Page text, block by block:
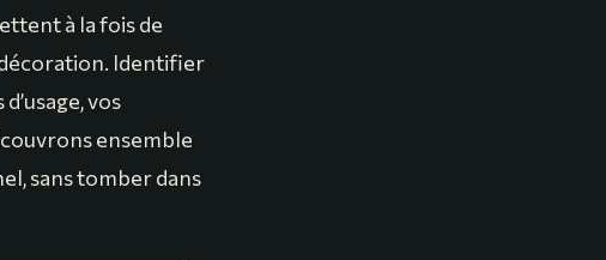
à la fois de
décoration. Identifier
vos
ensemble
sans tomber dans